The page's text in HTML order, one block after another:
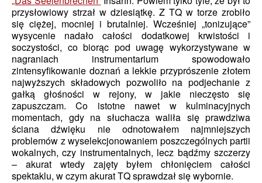
przysłowiowy strzał w dziesiątkę. Z TQ w torze zrobiło
się ciężej, mocniej i brutalniej. Wcześniej „tonizujące”
wysycenie nadało całości dodatkowej krwistości i
soczystości, co biorąc pod uwagę wykorzystywane w
nagraniach instrumentarium spowodowało
zintensyfikowanie doznań a lekkie przyprószenie złotem
najwyższych składowych pozwoliło na podjechanie z
gałką głośności w rejony, w jakie nieczęsto się
zapuszczam. Co istotne nawet w kulminacyjnych
momentach, gdy na słuchacza waliła się prawdziwa
ściana dźwięku nie odnotowałem najmniejszych
problemów z wyselekcjonowaniem poszczególnych partii
wokalnych, czy instrumentalnych, lecz bądźmy szczerzy
– akurat wtedy zajęty byłem chłonięciem całości
spektaklu, w czym akurat TQ sprawdzał się wybornie.